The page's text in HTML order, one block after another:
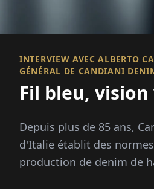
INTERVIEW AVEC ALBERTO
GÉNÉRAL DE CANDIANI
Fil bleu,
Depuis plus de 85 ans,
d'Italie établit des
production de denim de